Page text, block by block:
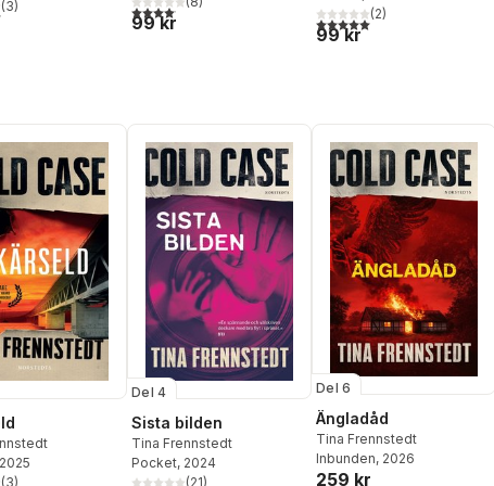
stjärnor. Totalt antal röster:
(3)
4,1utav 5 stjärnor. Totalt antal röster:
99 kr
5,0utav 5 stjärnor. Totalt
(2)
99 kr
(3)
Del 4
Sista bilden
Tina Frennstedt
Pocket, 2024
(21)
Del 6
Ängladåd
Tina Frennstedt
Inbunden, 2026
259 kr